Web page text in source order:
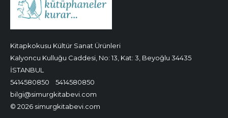
Kitapkokusu Kültür Sanat Ürünleri
Kalyoncu Kulluğu Caddesi, No: 13, Kat: 3, Beyoğlu 34435
İSTANBUL
5414580850
5414580850
bilgi@simurgkitabevi.com
© 2026 simurgkitabevi.com